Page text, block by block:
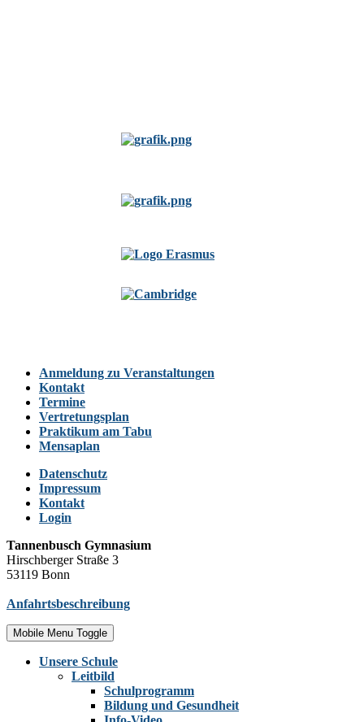
Anmeldung zu Veranstaltungen
Kontakt
Termine
Vertretungsplan
Praktikum am Tabu
Mensaplan
Datenschutz
Impressum
Kontakt
Login
Tannenbusch Gymnasium
Hirschberger Straße 3
53119 Bonn
Anfahrtsbeschreibung
Mobile Menu Toggle
Unsere Schule
Leitbild
Schulprogramm
Bildung und Gesundheit